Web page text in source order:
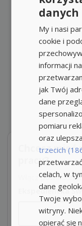
Chcesz
pracy?
Włącz
Ekspedientka
danych
My i nasi
cookie i
informacji
jak Twój
dane
pomiaru
oraz
trzecich
celach, w
dane
Twoje
witryny.
opierać się